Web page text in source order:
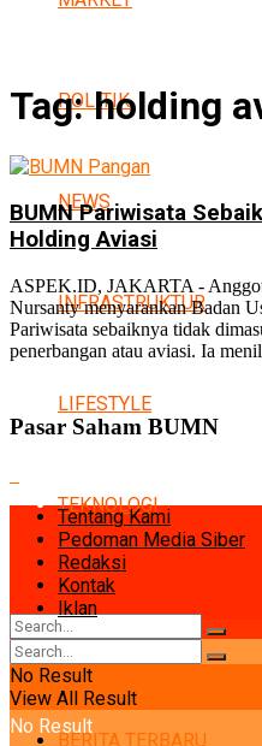
POLITIK
NEWS
INFRASTRUKTUR
LIFESTYLE
TEKNOLOGI
No Result
Tag:holding
BUMN Pariwisata
Holding Aviasi
ASPEK.ID, JAKARTA -
Nursanty menyarankan Badan
Pariwisata sebaiknya tidak
penerbangan atau aviasi. Ia
Pasar Saham BUMN
Tentang Kami
Pedoman Media Siber
Redaksi
Kontak
Iklan
No Result
View All Result
BERITA TERBARU